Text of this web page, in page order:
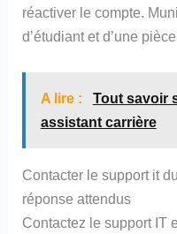
réactiver le compte.
d’étudiant et d’une
A lire :
Tout savoir
assistant carrière
Contacter le support it
réponse attendus
Contactez le support IT